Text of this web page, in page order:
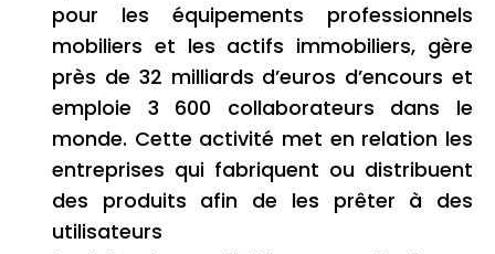
pour les équipements professionnels
mobiliers et les actifs immobiliers, gère
près de 32 milliards d’euros d’encours et
emploie 3 600 collaborateurs dans le
monde. Cette activité met en relation les
entreprises qui fabriquent ou distribuent
des produits afin de les prêter à des
utilisateurs